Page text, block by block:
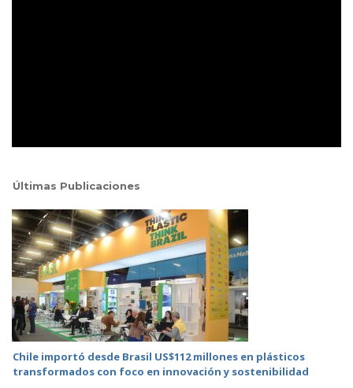
Últimas Publicaciones
Chile importó desde Brasil US$112 millones en plásticos
transformados con foco en innovación y sostenibilidad